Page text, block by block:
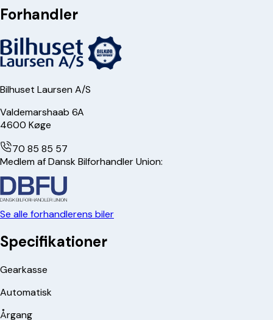
Forhandler
Bilhuset Laursen A/S
Valdemarshaab 6A
4600 Køge
70 85 85 57
Medlem af Dansk Bilforhandler Union:
Se alle forhandlerens biler
Specifikationer
Gearkasse
Automatisk
Årgang